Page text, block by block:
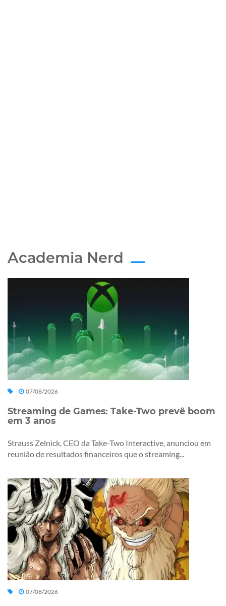
Academia Nerd
07/08/2026
Streaming de Games: Take-Two prevê boom
em 3 anos
Strauss Zelnick, CEO da Take-Two Interactive, anunciou em
reunião de resultados financeiros que o streaming...
07/08/2026